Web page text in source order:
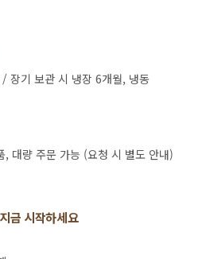
장기 보관 시 냉장 6개월, 냉동
, 대량 주문 가능 (요청 시 별도 안내)
금 시작하세요